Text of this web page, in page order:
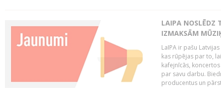
LAIPA NOSLĒDZ
IZMAKSĀM
LaIPA ir pašu
kas rūpējas par to,
kafejnīcās,
par savu darbu.
producentus un